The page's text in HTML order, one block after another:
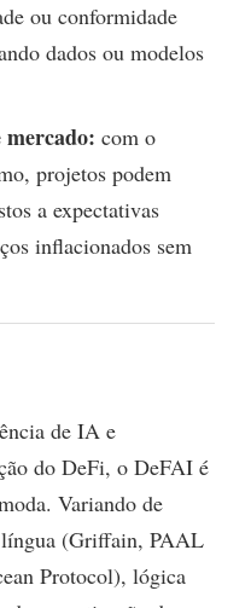
ou conformidade
dados ou modelos
mercado: com o
projetos podem
a expectativas
inflacionados sem
de IA e
do DeFi, o DeFAI é
Variando de
língua (Griffain, PAAL
Protocol), lógica